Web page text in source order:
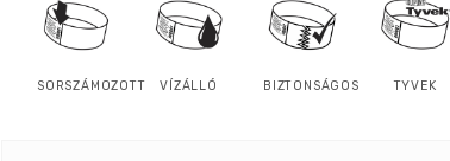
SORSZÁMOZOTT VÍZÁLLÓ BIZTONSÁGOS TYVEK